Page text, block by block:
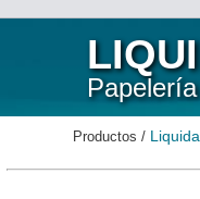
Papelería
Productos /